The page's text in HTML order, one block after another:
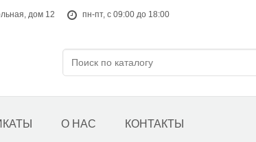
дом 12 пн-пт, с 09:00 до 18:00
О НАС КОНТАКТЫ